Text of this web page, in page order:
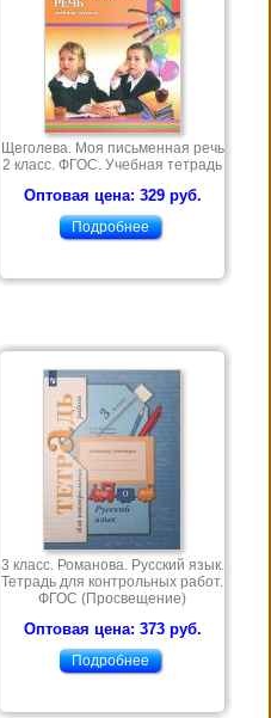
Щеголева. Моя письменная речь
2 класс. ФГОС. Учебная тетрадь
Оптовая цена: 329 руб.
Подробнее
3 класс. Романова. Русский язык.
Тетрадь для контрольных работ.
ФГОС (Просвещение)
Оптовая цена: 373 руб.
Подробнее